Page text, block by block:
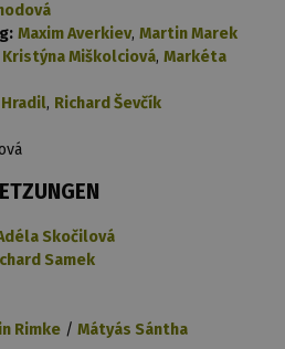
Maxim Averkiev, Martin Marek
Kristýna Miškolciová, Markéta
, Richard Ševčík
Skočilová
Samek
Rimke / Mátyás Sántha